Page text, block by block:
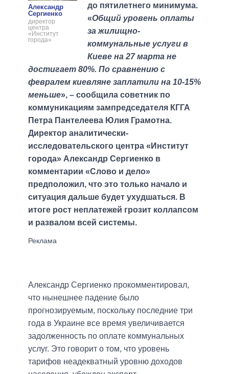
Александр
Сергиенко
директор
центра
«Институт
города»
до пятилетнего минимума.
«Общий уровень оплаты
за жилищно-
коммунальные услуги в
Киеве на 27 марта не
достигает 80%. По сравнению с
февралем киевляне заплатили на 10-15%
меньше», – сообщила советник по
коммуникациям зампредседателя КГГА
Петра Пантелеева Юлия Грамотна.
Директор аналитически-
исследовательского центра «Институт
города» Александр Сергиенко в
комментарии «Слово и дело»
предположил, что это только начало и
ситуация дальше будет ухудшаться. В
итоге рост неплатежей грозит коллапсом
и развалом всей системы.
Александр Сергиенко прокомментировал,
что нынешнее падение было
прогнозируемым, поскольку последние три
года в Украине все время увеличивается
задолженность по оплате коммунальных
услуг. Это говорит о том, что уровень
тарифов неадекватный уровню доходов